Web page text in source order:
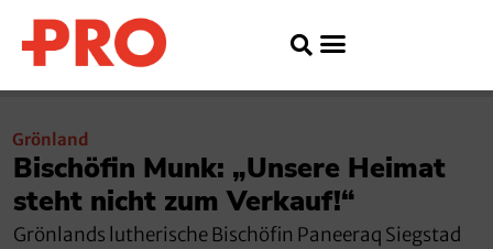
Grönland
Bischöfin Munk: „Unsere Heimat
steht nicht zum Verkauf!“
Grönlands lutherische Bischöfin Paneeraq Siegstad